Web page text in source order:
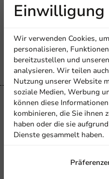
Stk./Pkg.
405_cc
500 Einheiten
18,05 €
Karneval
St/Verp.
715_cc
21,75 €
Wir verwenden Cookies,
personalisieren,
bereitzustellen und
analysieren. Wir teilen
Nutzung unserer Website
soziale Medien, Werbung
können diese
kombinieren, die Sie ihnen
haben oder die sie
Dienste gesammelt haben.
5%